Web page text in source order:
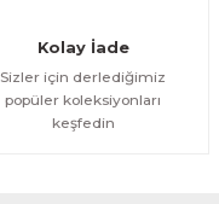
Kolay İade
Sizler için derlediğimiz
popüler koleksiyonları
keşfedin